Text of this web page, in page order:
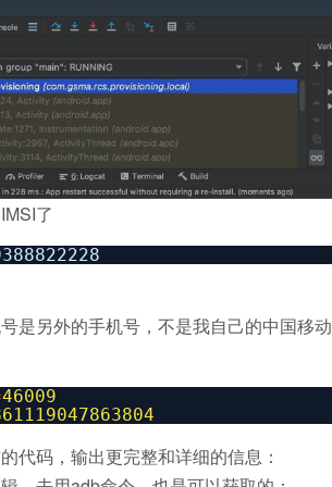
了
是另外的手机号，不是我自己的中国移
46009
代码，输出更完整和详细的信息：